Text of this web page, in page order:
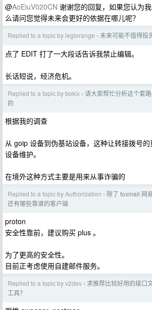
@AoEiuV020CN 谢谢您的回复，如果您认为
么请问您觉得未来会更好的依据在哪儿呢？
Replied to a topic by legiorange › 未来可能不值得投
点了 EDIT 打了一大段话告诉我禁止编辑。
长话短说，经济危机。
Replied to a topic by bokix › 请大家帮忙分析这个套
的
根据我的调查
从 goip 设备到伪基站设备，这种让转接拨号
设备维护。
在境外这种方式主要是用来从事诈骗的
Replied to a topic by Authorization › 除了 foxmail 网
还有哪些靠谱的客户端
proton
安全性靠前，建议购买 plus 。
为了更高的安全性。
目前正考虑使用自建邮件服务。
Replied to a topic by v2dev › 求推荐比较好用的接口
工具？